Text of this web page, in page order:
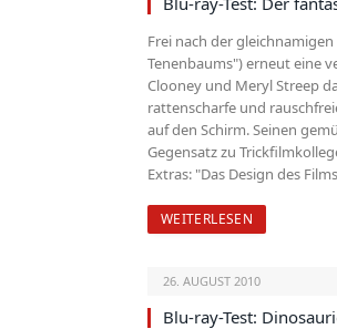
Frei nach der
Tenenbaums") erneut eine
Clooney und Meryl Streep
rattenscharfe und
auf den Schirm. Seinen
Gegensatz zu
Extras: "Das Design des
WEITERLESEN
26. AUGUST 2010
Blu-ray-Test: